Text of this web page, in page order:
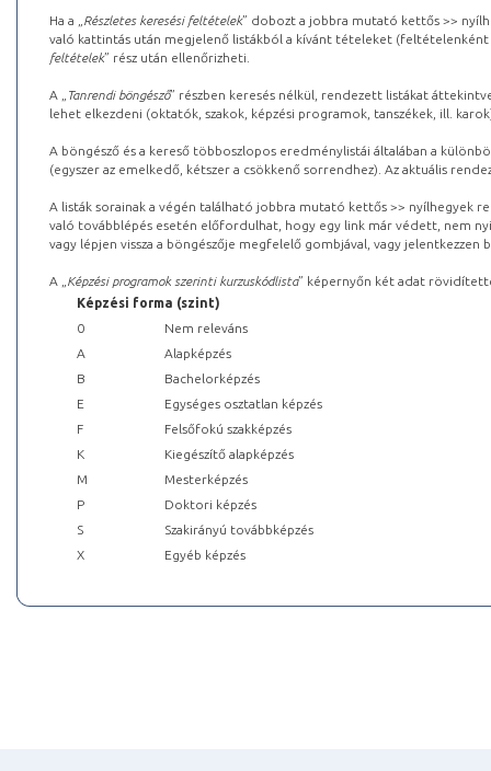
Ha a „ Részletes keresési feltételek” dobozt a jobbra mutató kettős >>
való kattintás után megjelenő listákból a kívánt tételeket (feltételenként
feltételek” rész után ellenőrizheti.
A „ Tanrendi böngésző” részben keresés nélkül, rendezett listákat
lehet elkezdeni (oktatók, szakok, képzési programok, tanszékek, ill.
A böngésző és a kereső többoszlopos eredménylistái általában a
(egyszer az emelkedő, kétszer a csökkenő sorrendhez). Az aktuális
A listák sorainak a végén található jobbra mutató kettős >> nyílhegyek
való továbblépés esetén előfordulhat, hogy egy link már védett, nem
vagy lépjen vissza a böngészője megfelelő gombjával, vagy
A „ Képzési programok szerinti kurzuskódlista” képernyőn két adat
Képzési forma (szint)
0
Nem releváns
A
Alapképzés
B
Bachelorképzés
E
Egységes osztatlan képzés
F
Felsőfokú szakképzés
K
Kiegészítő alapképzés
M
Mesterképzés
P
Doktori képzés
S
Szakirányú továbbképzés
X
Egyéb képzés